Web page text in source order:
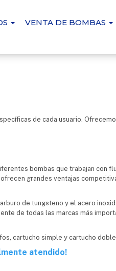
VENTA DE BOMBAS
de cada usuario.
bombas que trabajan con
grandes ventajas
de tungsteno y el acero
de todas las marcas más
cartucho simple y cartucho
atendido!